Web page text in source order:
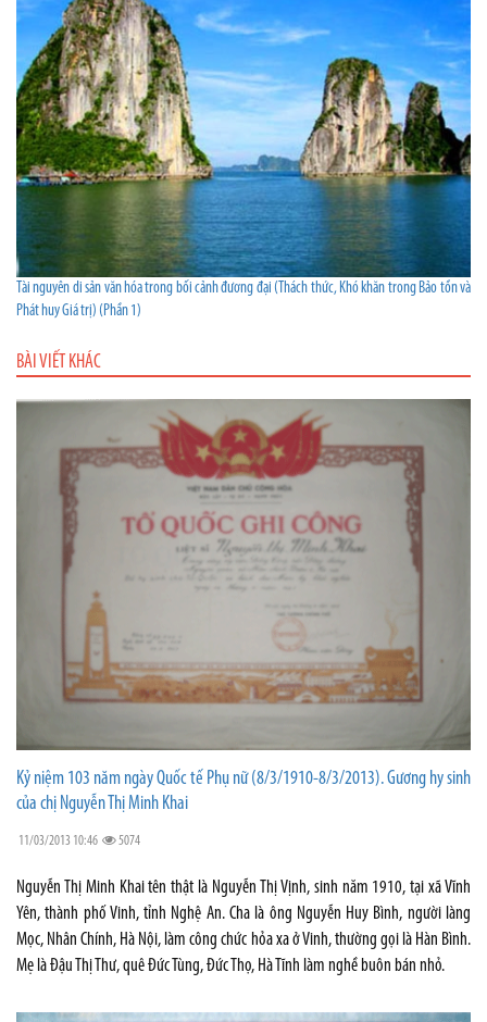
Tài nguyên di sản văn hóa trong bối cảnh đương đại (Thách thức, Khó khăn trong Bảo tồn và
Phát huy Giá trị) (Phần 1)
BÀI VIẾT KHÁC
Kỷ niệm 103 năm ngày Quốc tế Phụ nữ (8/3/1910-8/3/2013). Gương hy sinh
của chị Nguyễn Thị Minh Khai
11/03/2013 10:46 5074
Nguyễn Thị Minh Khai tên thật là Nguyễn Thị Vịnh, sinh năm 1910, tại xã Vĩnh
Yên, thành phố Vinh, tỉnh Nghệ An. Cha là ông Nguyễn Huy Bình, người làng
Mọc, Nhân Chính, Hà Nội, làm công chức hỏa xa ở Vinh, thường gọi là Hàn Bình.
Mẹ là Đậu Thị Thư, quê Đức Tùng, Đức Thọ, Hà Tĩnh làm nghề buôn bán nhỏ.